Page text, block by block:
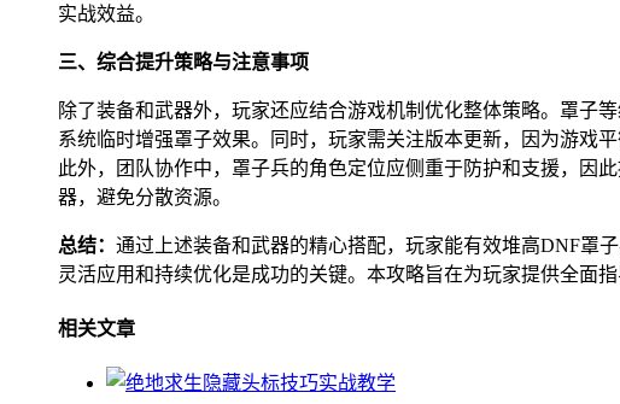
实战效益。
三、综合提升策略与注意事项
除了装备和武器外，玩家还应结合游戏机制优化整体策略。罩子
系统临时增强罩子效果。同时，玩家需关注版本更新，因为游戏
此外，团队协作中，罩子兵的角色定位应侧重于防护和支援，
器，避免分散资源。
总结： 通过上述装备和武器的精心搭配，玩家能有效堆高DNF罩
灵活应用和持续优化是成功的关键。本攻略旨在为玩家提供全面
相关文章